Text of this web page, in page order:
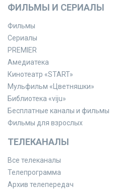
ФИЛЬМЫ И СЕРИАЛЫ
Фильмы
Сериалы
PREMIER
Амедиатека
Кинотеатр «START»
Мульфильм «Цветняшки»
Библиотека «viju»
Бесплатные каналы и фильмы
Фильмы для взрослых
ТЕЛЕКАНАЛЫ
Все телеканалы
Телепрограмма
Архив телепередач